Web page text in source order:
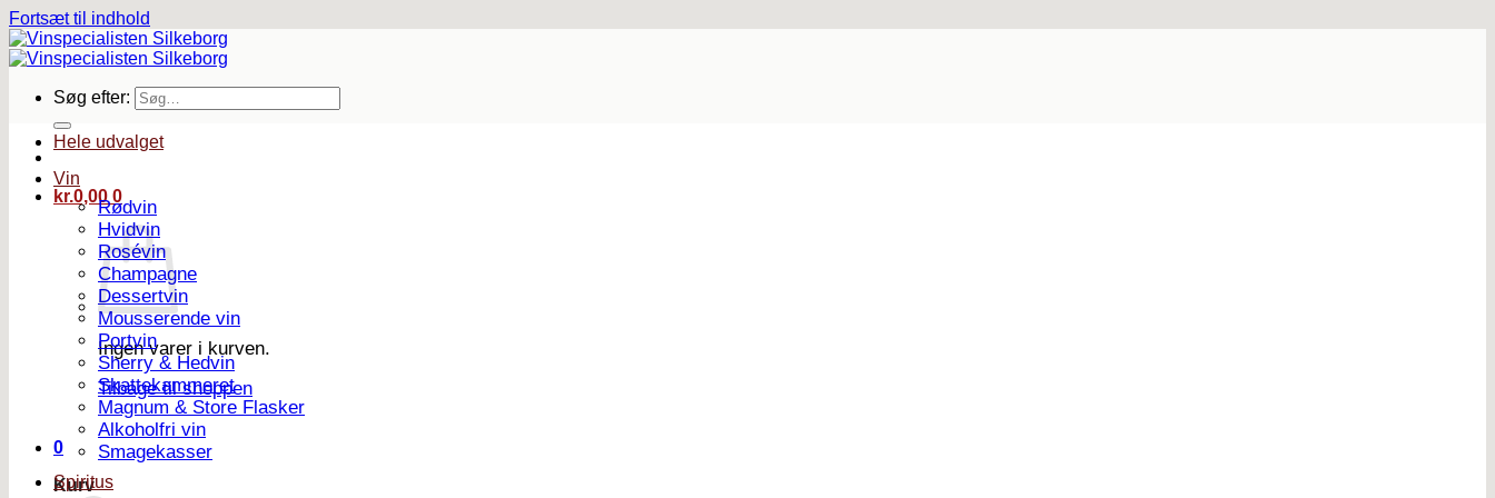
Fortsæt til indhold
Søg efter:
kr.0,00 0
Ingen varer i kurven.
Tilbage til shoppen
0
Kurv
Hele udvalget
Vin
Rødvin
Hvidvin
Rosévin
Champagne
Dessertvin
Mousserende vin
Portvin
Sherry & Hedvin
Skattekammeret
Magnum & Store Flasker
Alkoholfri vin
Smagekasser
Spiritus